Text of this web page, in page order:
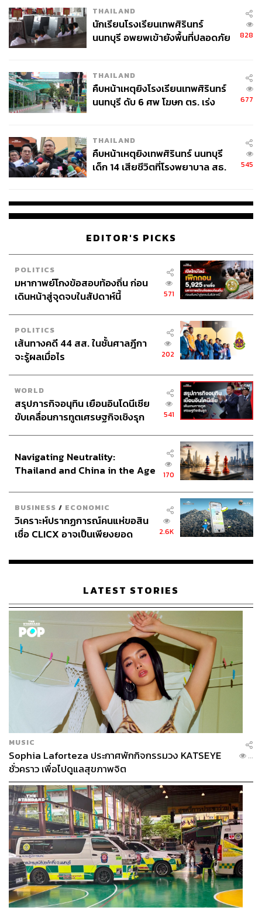
THAILAND
นักเรียนโรงเรียนเทพศิรินทร์
นนทบุรี อพยพเข้ายังพื้นที่ปลอดภัย
828
THAILAND
คืบหน้าเหตุยิงโรงเรียนเทพศิรินทร์
นนทบุรี ดับ 6 ศพ โฆษก ตร. เร่ง
677
THAILAND
คืบหน้าเหตุยิงเทพศิรินทร์ นนทบุรี
เด็ก 14 เสียชีวิตที่โรงพยาบาล สธ.
545
EDITOR'S PICKS
POLITICS
มหากาพย์โกงข้อสอบท้องถิ่น ก่อน
เดินหน้าสู่จุดจบในสัปดาห์นี้
571
POLITICS
เส้นทางคดี 44 สส. ในชั้นศาลฎีกา
จะรู้ผลเมื่อไร
202
WORLD
สรุปภารกิจอนุทิน เยือนอินโดนีเซีย
ขับเคลื่อนการทูตเศรษฐกิจเชิงรุก
541
Navigating Neutrality:
Thailand and China in the Age
170
BUSINESS / ECONOMIC
วิเคราะห์ปรากฏการณ์คนแห่ขอสิน
เชื่อ CLICX อาจเป็นเพียงยอด
เรือนไทยที่ถูกซุกไว้
2.6K
LATEST STORIES
MUSIC
Sophia Laforteza ประกาศพักกิจกรรมวง KATSEYE
ชั่วคราว เพื่อไปดูแลสุขภาพจิต
...